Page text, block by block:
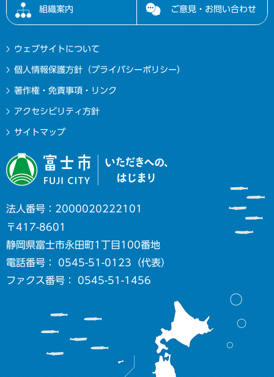
組織案内 ご意見・お問い合わせ
ウェブサイトについて
個人情報保護方針（プライバシーポリシー）
著作権・免責事項・リンク
アクセシビリティ方針
サイトマップ
法人番号：2000020222101
〒417-8601
静岡県富士市永田町1丁目100番地
電話番号： 0545-51-0123（代表）
ファクス番号： 0545-51-1456